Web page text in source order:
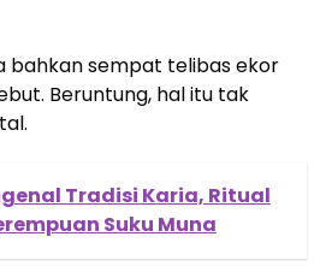
bahkan sempat telibas ekor
Beruntung, hal itu tak
Tradisi Karia, Ritual
Suku Muna